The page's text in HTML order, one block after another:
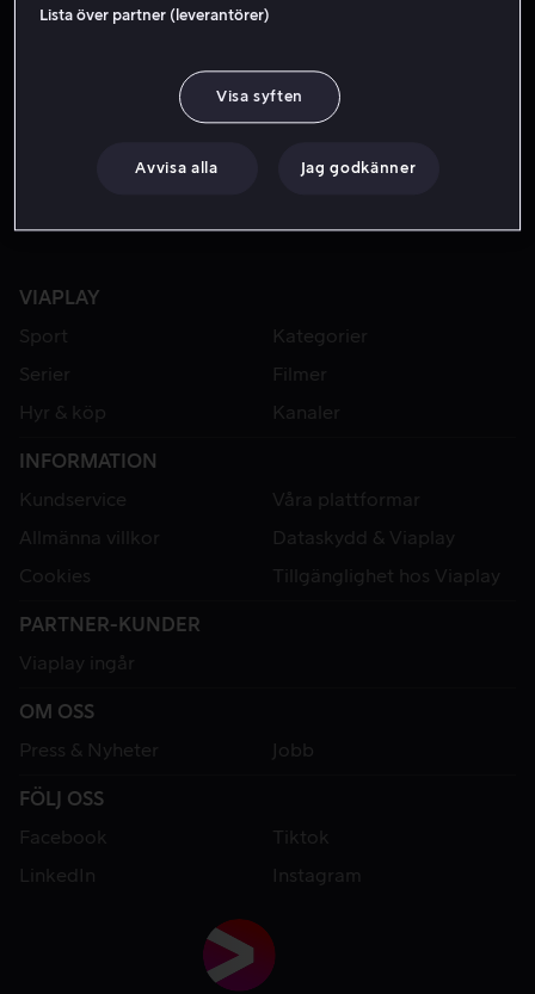
VIAPLAY
Sport
Kategorier
Serier
Filmer
Hyr & köp
Kanaler
INFORMATION
Kundservice
Våra plattformar
Allmänna villkor
Dataskydd & Viaplay
Cookies
Tillgänglighet hos Viaplay
PARTNER-KUNDER
Viaplay ingår
OM OSS
Press & Nyheter
Jobb
FÖLJ OSS
Facebook
Tiktok
LinkedIn
Instagram
Lista över partner (leverantörer)
Visa syften
Avvisa alla Jag godkänner